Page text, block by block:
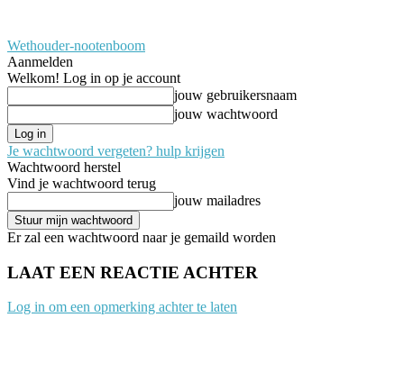
Wethouder-nootenboom
Aanmelden
Welkom! Log in op je account
jouw gebruikersnaam
jouw wachtwoord
Je wachtwoord vergeten? hulp krijgen
Wachtwoord herstel
Vind je wachtwoord terug
jouw mailadres
Er zal een wachtwoord naar je gemaild worden
LAAT EEN REACTIE ACHTER
Log in om een opmerking achter te laten